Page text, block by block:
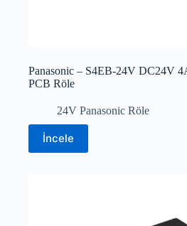
Panasonic – S4EB-24V DC24V
PCB Röle
24V Panasonic Röle
İncele